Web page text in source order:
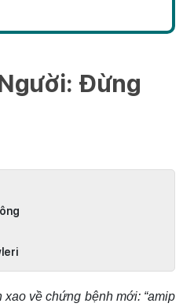
Đừng
về chứng bệnh mới: “amip